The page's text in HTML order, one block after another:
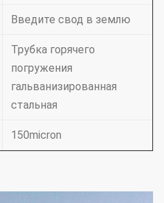
Введите свод в землю
Трубка горячего
погружения
гальванизированная
стальная
150micron